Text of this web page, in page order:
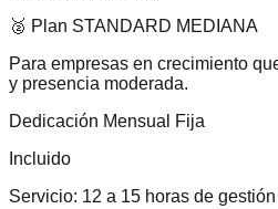
🥈 Plan STANDARD MEDIANA
Para empresas en crecimiento
y presencia moderada.
Dedicación Mensual Fija
Incluido
Servicio: 12 a 15 horas de